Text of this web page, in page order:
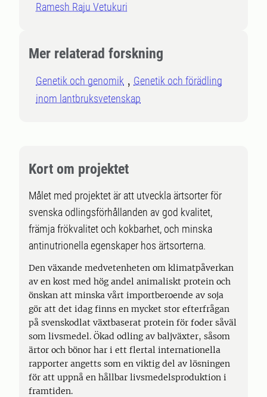
Ramesh Raju Vetukuri
Mer relaterad forskning
Genetik och genomik
Genetik och förädling
inom lantbruksvetenskap
Kort om projektet
Målet med projektet är att utveckla ärtsorter för
svenska odlingsförhållanden av god kvalitet,
främja frökvalitet och kokbarhet, och minska
antinutrionella egenskaper hos ärtsorterna.
Den växande medvetenheten om klimatpåverkan
av en kost med hög andel animaliskt protein och
önskan att minska vårt importberoende av soja
gör att det idag finns en mycket stor efterfrågan
på svenskodlat växtbaserat protein för foder såväl
som livsmedel. Ökad odling av baljväxter, såsom
ärtor och bönor har i ett flertal internationella
rapporter angetts som en viktig del av lösningen
för att uppnå en hållbar livsmedelsproduktion i
framtiden.